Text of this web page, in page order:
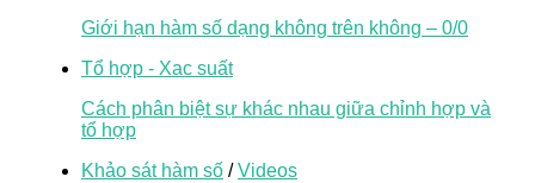
Giới hạn hàm số dạng không trên không – 0/0
Tổ hợp - Xac suất
Cách phân biệt sự khác nhau giữa chỉnh hợp và
tổ hợp
Khảo sát hàm số /Videos